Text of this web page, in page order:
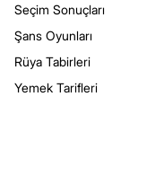
Seçim Sonuçları
Şans Oyunları
Rüya Tabirleri
Yemek Tarifleri